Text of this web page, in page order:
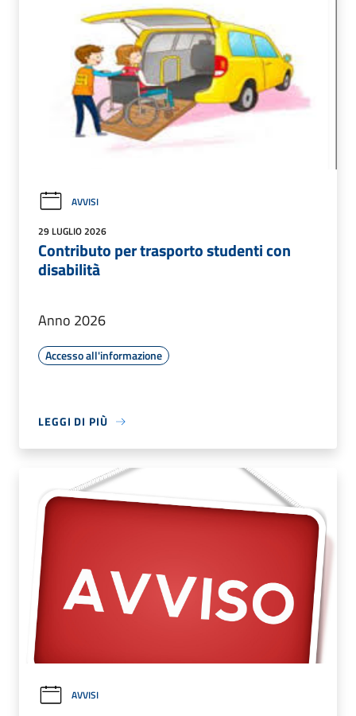
AVVISI
29 LUGLIO 2026
Contributo per trasporto studenti con
disabilità
Anno 2026
Accesso all'informazione
LEGGI DI PIÙ
AVVISI